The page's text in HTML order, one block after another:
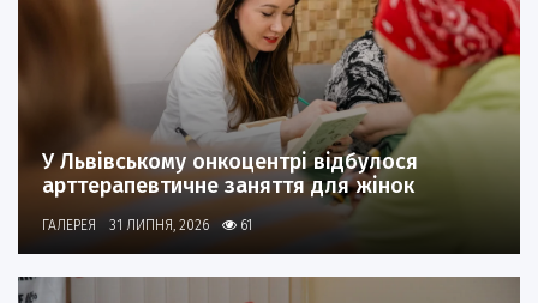
У Львівському онкоцентрі відбулося
арттерапевтичне заняття для жінок
ГАЛЕРЕЯ 31 ЛИПНЯ, 2026 61